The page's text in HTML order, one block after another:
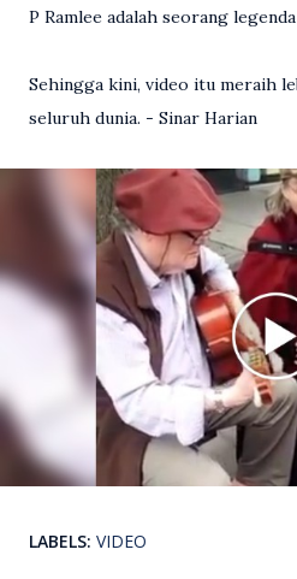
P Ramlee adalah seorang
Sehingga kini, video itu meraih
seluruh dunia. - Sinar Harian
LABELS: VIDEO